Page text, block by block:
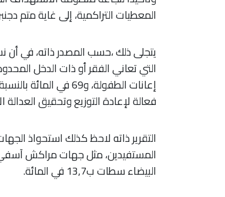
المعطيات التراكمية، إلى غاية متم دجنبر 2025، تركيزا للدعم لفائدة الفئات
إعانات الطفولة، و69
فعالة لإعادة التوزيع وتحقيق العدالة
التقرير ذاته لاحظ كذلك استحواذ
البيضاء سطات ب13,7 في المائة.